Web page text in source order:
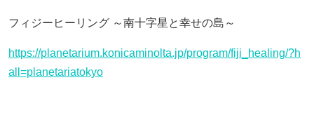
フィジーヒーリング ～南十字星と幸せの島～
https://planetarium.konicaminolta.jp/program/fiji_healing/?h
all=planetariatokyo